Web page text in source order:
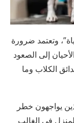
وتعتمد ضرورة
إلى الصعود
الكلاب وما
يواجهون خطر
في الغالب